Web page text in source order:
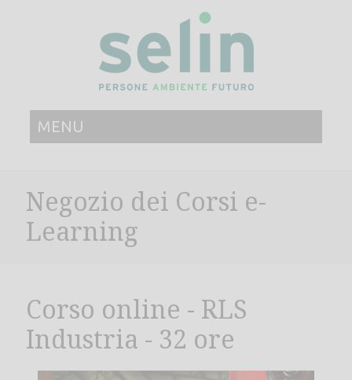
MENU
Negozio dei Corsi e-
Learning
Corso online - RLS
Industria - 32 ore